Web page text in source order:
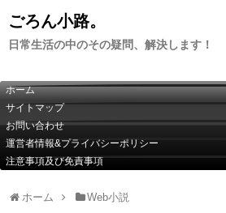
ごろん小路。
日常生活の中のその疑問、解決します！
ホーム
サイトマップ
お問い合わせ
運営者情報&プライバシーポリシー
注意事項及び免責事項
ホーム Web小説